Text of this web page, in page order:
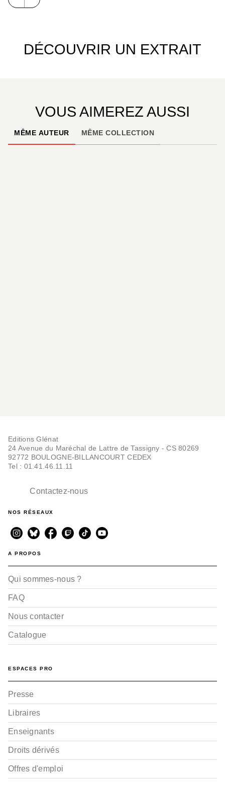
DÉCOUVRIR UN EXTRAIT
VOUS AIMEREZ AUSSI
MÊME AUTEUR MÊME COLLECTION
Editions Glénat
24 Avenue du Maréchal de Lattre de Tassigny - CS 80269
92772 BOULOGNE-BILLANCOURT CEDEX
Tel : 01.41.46.11.11
Contactez-nous
NOS RÉSEAUX
A PROPOS
Qui sommes-nous ?
FAQ
Nous contacter
Catalogue
ESPACES PRO
Presse
Libraires
Enseignants
Droits dérivés
Offres d'emploi